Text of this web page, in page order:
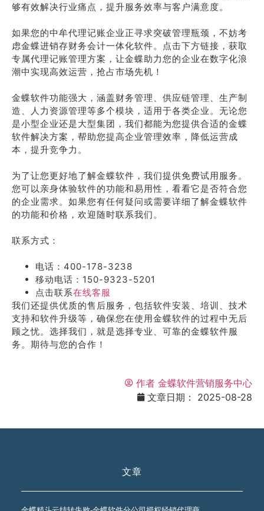
够有效解决行业痛点，提升服务效率与客户满意度。
如果您的中牟代理记账企业正寻求突破管理瓶颈，不妨考
虑金蝶进销存财务会计一体化软件。点击下方链接，获取
专属代理记账管理方案，让金蝶助力您的企业在数字化浪
潮中实现高效运营，抢占市场先机！
金蝶软件功能强大，涵盖财务管理、供应链管理、生产制
造、人力资源管理等多个模块，适用于各类企业。无论您
是小型企业还是大型集团，我们都能为您提供合适的金蝶
软件解决方案，帮助您提高企业管理效率，降低运营成
本，提升竞争力。
为了让您更好地了解金蝶软件，我们提供免费试用服务。
您可以亲身体验软件的功能和易用性，看看它是否符合您
的企业需求。如果您有任何疑问或需要详细了解金蝶软件
的功能和价格，欢迎随时联系我们。
联系方式：
电话：400-178-3238
移动电话：150-9323-5201
点击联系在线客服
我们还提供优质的售后服务，包括软件安装、培训、技术
支持和软件升级等，确保您在使用金蝶软件的过程中无后
顾之忧。选择我们，就是选择专业、可靠的金蝶软件服
务。期待与您的合作！
作者 金蝶软件营销服务中心
文章日期：
2025-08-28
文章